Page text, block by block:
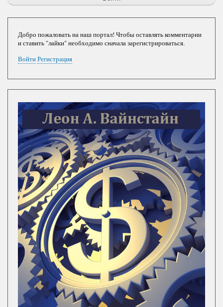
Добро пожаловать на наш портал! Чтобы оставлять комментарии
и ставить "лайки" необходимо сначала зарегистрироваться.
ВойтиРегистрация